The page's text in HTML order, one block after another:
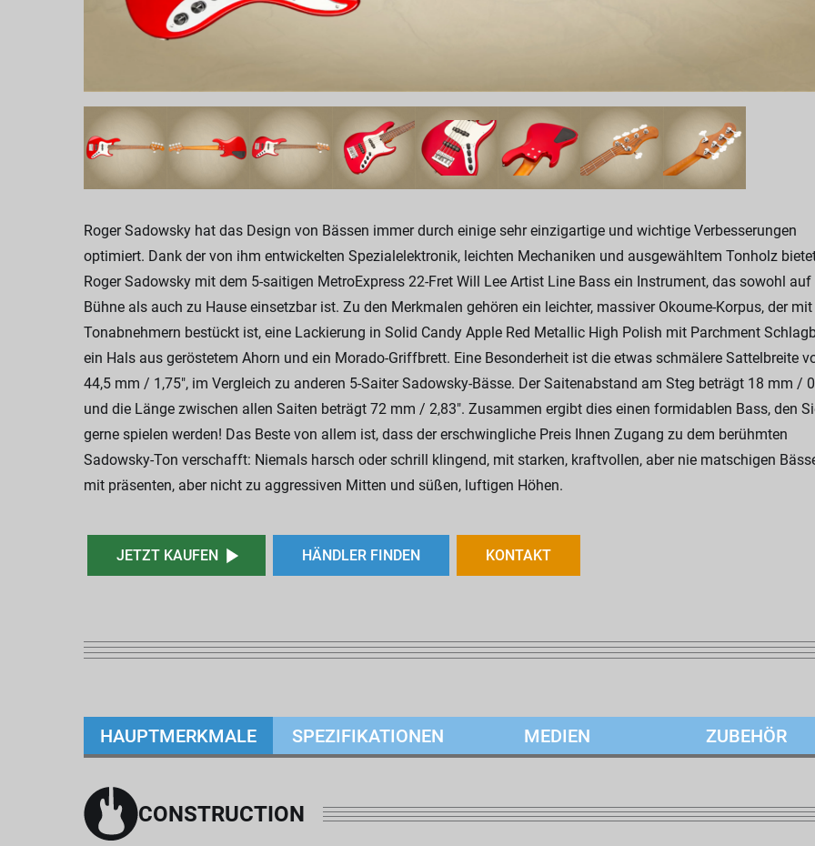
Roger Sadowsky hat das Design von Bässen immer durch einige sehr einzigartige und wichtige Verbesserungen
optimiert. Dank der von ihm entwickelten Spezialelektronik, leichten Mechaniken und ausgewähltem Tonholz
Roger Sadowsky mit dem 5-saitigen MetroExpress 22-Fret Will Lee Artist Line Bass ein Instrument, das sowohl auf
Bühne als auch zu Hause einsetzbar ist. Zu den Merkmalen gehören ein leichter, massiver Okoume-Korpus, der
Tonabnehmern bestückt ist, eine Lackierung in Solid Candy Apple Red Metallic High Polish mit Parchment
ein Hals aus geröstetem Ahorn und ein Morado-Griffbrett. Eine Besonderheit ist die etwas schmälere Sattelbreite
44,5 mm / 1,75", im Vergleich zu anderen 5-Saiter Sadowsky-Bässe. Der Saitenabstand am Steg beträgt 18 mm /
und die Länge zwischen allen Saiten beträgt 72 mm / 2,83". Zusammen ergibt dies einen formidablen Bass, den
gerne spielen werden! Das Beste von allem ist, dass der erschwingliche Preis Ihnen Zugang zu dem berühmten
Sadowsky-Ton verschafft: Niemals harsch oder schrill klingend, mit starken, kraftvollen, aber nie matschigen
mit präsenten, aber nicht zu aggressiven Mitten und süßen, luftigen Höhen.
JETZT KAUFEN HÄNDLER FINDEN KONTAKT
HAUPTMERKMALE SPEZIFIKATIONEN MEDIEN ZUBEHÖR
CONSTRUCTION